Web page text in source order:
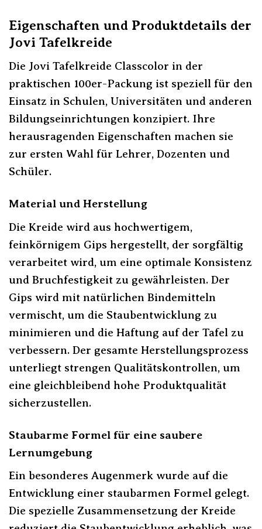
Eigenschaften und Produktdetails der
Jovi Tafelkreide
Die Jovi Tafelkreide Classcolor in der
praktischen 100er-Packung ist speziell für den
Einsatz in Schulen, Universitäten und anderen
Bildungseinrichtungen konzipiert. Ihre
herausragenden Eigenschaften machen sie
zur ersten Wahl für Lehrer, Dozenten und
Schüler.
Material und Herstellung
Die Kreide wird aus hochwertigem,
feinkörnigem Gips hergestellt, der sorgfältig
verarbeitet wird, um eine optimale Konsistenz
und Bruchfestigkeit zu gewährleisten. Der
Gips wird mit natürlichen Bindemitteln
vermischt, um die Staubentwicklung zu
minimieren und die Haftung auf der Tafel zu
verbessern. Der gesamte Herstellungsprozess
unterliegt strengen Qualitätskontrollen, um
eine gleichbleibend hohe Produktqualität
sicherzustellen.
Staubarme Formel für eine saubere
Lernumgebung
Ein besonderes Augenmerk wurde auf die
Entwicklung einer staubarmen Formel gelegt.
Die spezielle Zusammensetzung der Kreide